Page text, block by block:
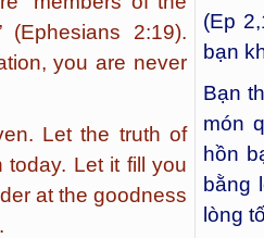
(Ephesians 2:19).
you are never
Let the truth of
today. Let it fill you
at the goodness
(Ep
bạn
Bạn
món
hồn
bằng
lòng